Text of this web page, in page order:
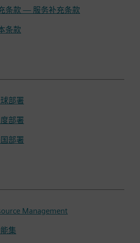
条款 — 服务补充条款
条款
部署
部署
部署
Management
集